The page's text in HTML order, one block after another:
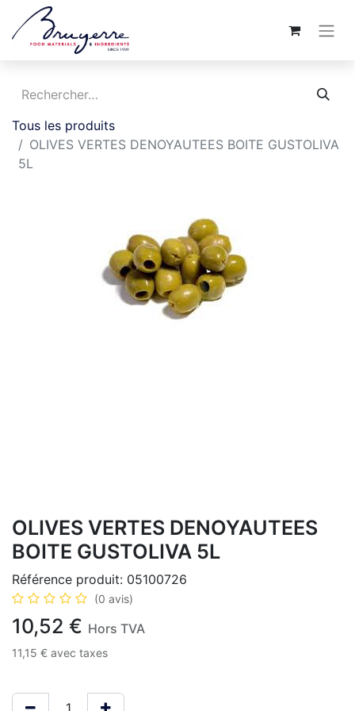
Tous les produits
OLIVES VERTES DENOYAUTEES BOITE GUSTOLIVA
5L
OLIVES VERTES DENOYAUTEES
BOITE GUSTOLIVA 5L
Référence produit: 05100726
(0 avis)
10,52 € Hors TVA
11,15 € avec taxes